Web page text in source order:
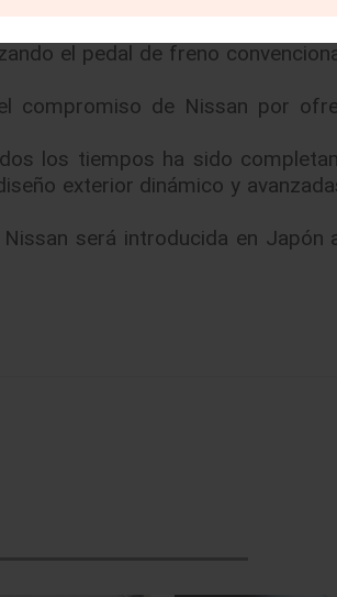
el pedal de freno
compromiso de Nissan por
los tiempos ha sido
exterior dinámico y
será introducida en Japón